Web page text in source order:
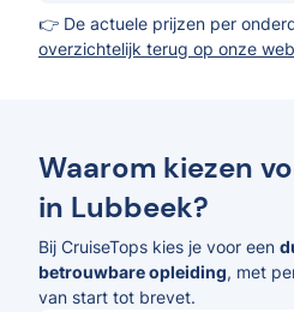
👉 De actuele prijzen per
overzichtelijk terug op onze
Waarom kiezen
in Lubbeek?
Bij CruiseTops kies je voor een
betrouwbare opleiding, met
van start tot brevet.